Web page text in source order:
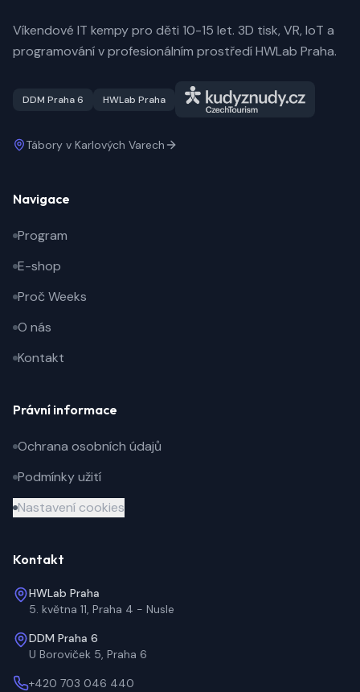
Víkendové IT kempy pro děti 10-15 let. 3D tisk, VR, IoT a
programování v profesionálním prostředí HWLab Praha.
DDM Praha 6 HWLab Praha
Tábory v Karlových Varech
Navigace
Program
E-shop
Proč Weeks
O nás
Kontakt
Právní informace
Ochrana osobních údajů
Podmínky užití
Nastavení cookies
Kontakt
HWLab Praha
5. května 11, Praha 4 - Nusle
DDM Praha 6
U Boroviček 5, Praha 6
+420 703 046 440